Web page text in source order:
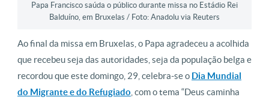
Papa Francisco saúda o público durante missa no Estádio Rei
Balduíno, em Bruxelas / Foto: Anadolu via Reuters
Ao final da missa em Bruxelas, o Papa agradeceu a acolhida
que recebeu seja das autoridades, seja da população belga e
recordou que este domingo, 29, celebra-se o Dia Mundial
do Migrante e do Refugiado , com o tema “Deus caminha